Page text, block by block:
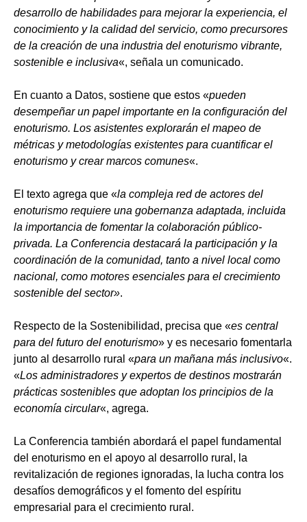
desarrollo de habilidades para mejorar la experiencia, el
conocimiento y la calidad del servicio, como precursores
de la creación de una industria del enoturismo vibrante,
sostenible e inclusiva«, señala un comunicado.
En cuanto a Datos, sostiene que estos «pueden
desempeñar un papel importante en la configuración del
enoturismo. Los asistentes explorarán el mapeo de
métricas y metodologías existentes para cuantificar el
enoturismo y crear marcos comunes«.
El texto agrega que «la compleja red de actores del
enoturismo requiere una gobernanza adaptada, incluida
la importancia de fomentar la colaboración público-
privada. La Conferencia destacará la participación y la
coordinación de la comunidad, tanto a nivel local como
nacional, como motores esenciales para el crecimiento
sostenible del sector».
Respecto de la Sostenibilidad, precisa que «es central
para del futuro del enoturismo» y es necesario fomentarla
junto al desarrollo rural «para un mañana más inclusivo«.
«Los administradores y expertos de destinos mostrarán
prácticas sostenibles que adoptan los principios de la
economía circular«, agrega.
La Conferencia también abordará el papel fundamental
del enoturismo en el apoyo al desarrollo rural, la
revitalización de regiones ignoradas, la lucha contra los
desafíos demográficos y el fomento del espíritu
empresarial para el crecimiento rural.